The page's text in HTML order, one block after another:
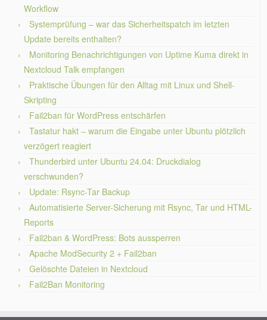
Workflow
Systemprüfung – war das Sicherheitspatch im letzten
Update bereits enthalten?
Monitoring Benachrichtigungen von Uptime Kuma direkt in
Nextcloud Talk empfangen
Praktische Übungen für den Alltag mit Linux und Shell-
Skripting
Fail2ban für WordPress entschärfen
Tastatur hakt – warum die Eingabe unter Ubuntu plötzlich
verzögert reagiert
Thunderbird unter Ubuntu 24.04: Druckdialog
verschwunden?
Update: Rsync-Tar Backup
Automatisierte Server-Sicherung mit Rsync, Tar und HTML-
Reports
Fail2ban & WordPress: Bots aussperren
Apache ModSecurity 2 + Fail2ban
Gelöschte Dateien in Nextcloud
Fail2Ban Monitoring